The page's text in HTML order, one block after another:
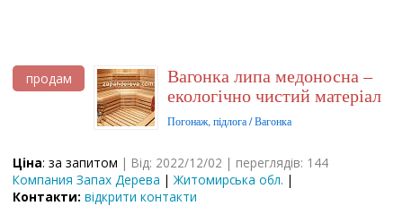
продам Вагонка липа медоносна –
екологічно чистий матеріал
Погонаж, підлога / Вагонка
Ціна: за запитом | Від: 2022/12/02 | переглядів: 144
Компания Запах Дерева |Житомирська обл. |
Контакти: відкрити контакти